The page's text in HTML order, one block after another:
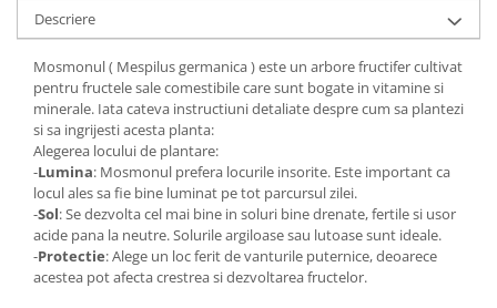
Descriere
Mosmonul ( Mespilus germanica ) este un arbore fructifer cultivat
pentru fructele sale comestibile care sunt bogate in vitamine si
minerale. Iata cateva instructiuni detaliate despre cum sa plantezi
si sa ingrijesti acesta planta:
Alegerea locului de plantare:
-Lumina: Mosmonul prefera locurile insorite. Este important ca
locul ales sa fie bine luminat pe tot parcursul zilei.
-Sol: Se dezvolta cel mai bine in soluri bine drenate, fertile si usor
acide pana la neutre. Solurile argiloase sau lutoase sunt ideale.
-Protectie: Alege un loc ferit de vanturile puternice, deoarece
acestea pot afecta crestrea si dezvoltarea fructelor.